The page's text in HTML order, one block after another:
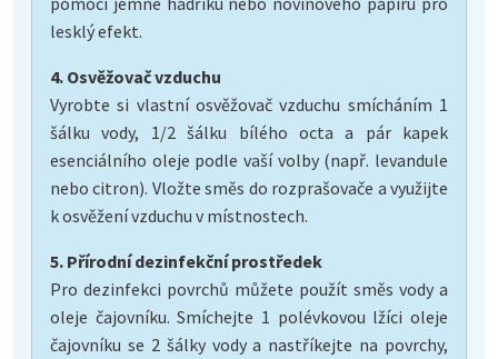
lesklý efekt.
4. Osvěžovač vzduchu
Vyrobte si vlastní osvěžovač vzduchu smícháním 1
šálku vody, 1/2 šálku bílého octa a pár kapek
esenciálního oleje podle vaší volby (např. levandule
nebo citron). Vložte směs do rozprašovače a využijte
k osvěžení vzduchu v místnostech.
5. Přírodní dezinfekční prostředek
Pro dezinfekci povrchů můžete použít směs vody a
oleje čajovníku. Smíchejte 1 polévkovou lžíci oleje
čajovníku se 2 šálky vody a nastříkejte na povrchy,